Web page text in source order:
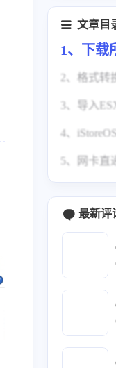
文章目
1、下载
2、格式转
打开
选择Local
选择img镜
选择
选择Esxi
3、导入
1、创建新
2、选择
4、自定义
5、添加硬
4、
1、设置静
5、网卡直
2、选择直
3、锁定内
最新评